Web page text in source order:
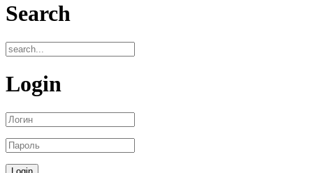
Search
Login